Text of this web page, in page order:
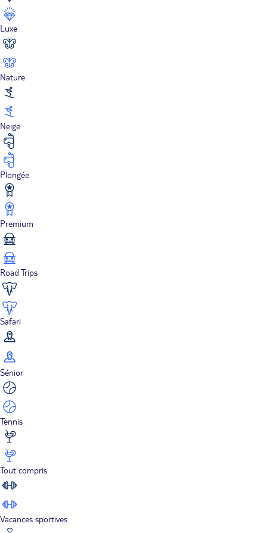
Luxe
Nature
Neige
Plongée
Premium
Road Trips
Safari
Sénior
Tennis
Tout compris
Vacances sportives